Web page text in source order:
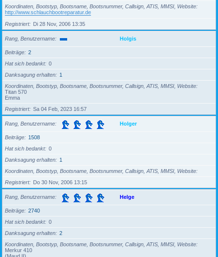
Koordinaten, Bootstyp, Bootsname, Bootsnummer, Callsign, ATIS, MMSI, Website
http://www.schlauchbootreparatur.de
Registriert
Di 28 Nov, 2006 13:35
Rang, Benutzername Holgis
Beiträge
2
Hat sich bedankt
0
Danksagung erhalten
1
Koordinaten, Bootstyp, Bootsname, Bootsnummer, Callsign, ATIS, MMSI, Website
Titan 570
Emma
Registriert
Sa 04 Feb, 2023 16:57
Rang, Benutzername Holger
Beiträge
1508
Hat sich bedankt
0
Danksagung erhalten
1
Koordinaten, Bootstyp, Bootsname, Bootsnummer, Callsign, ATIS, MMSI, Website
Registriert
Do 30 Nov, 2006 13:15
Rang, Benutzername Helge
Beiträge
2740
Hat sich bedankt
0
Danksagung erhalten
2
Koordinaten, Bootstyp, Bootsname, Bootsnummer, Callsign, ATIS, MMSI, Website
Merkur 410